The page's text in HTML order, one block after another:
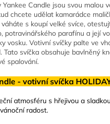
Yankee Candle jsou svou malou
chcete udělat kamarádce
váháte s koupí velké svíce,
potravinářského parafínu a její
vosku. Votivní svíčky palte ve
Tato svíčka obsahuje bavlněný
spalování.
- votivní svíčka
atmosféru s hřejivou a
radost.